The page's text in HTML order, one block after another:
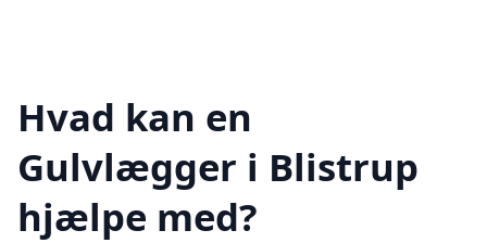
Hvad kan en
Gulvlægger i Blistrup
hjælpe med?